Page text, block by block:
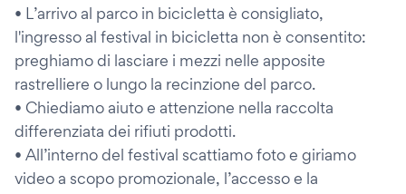
• L’arrivo al parco in bicicletta è consigliato,
l'ingresso al festival in bicicletta non è consentito:
preghiamo di lasciare i mezzi nelle apposite
rastrelliere o lungo la recinzione del parco.
• Chiediamo aiuto e attenzione nella raccolta
differenziata dei rifiuti prodotti.
• All’interno del festival scattiamo foto e giriamo
video a scopo promozionale, l’accesso e la